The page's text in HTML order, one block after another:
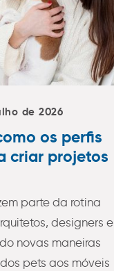
de 2026
os perfis
criar projetos
parte da rotina
designers e
novas maneiras
pets aos móveis